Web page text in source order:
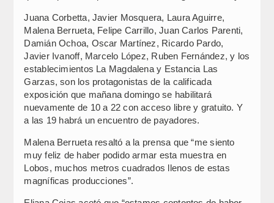
Juana Corbetta, Javier Mosquera, Laura Aguirre,
Malena Berrueta, Felipe Carrillo, Juan Carlos Parenti,
Damián Ochoa, Oscar Martínez, Ricardo Pardo,
Javier Ivanoff, Marcelo López, Ruben Fernández, y los
establecimientos La Magdalena y Estancia Las
Garzas, son los protagonistas de la calificada
exposición que mañana domingo se habilitará
nuevamente de 10 a 22 con acceso libre y gratuito. Y
a las 19 habrá un encuentro de payadores.
Malena Berrueta resaltó a la prensa que “me siento
muy feliz de haber podido armar esta muestra en
Lobos, muchos metros cuadrados llenos de estas
magníficas producciones”.